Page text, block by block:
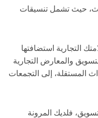
حيث تشمل تنسيقات
التجارية استضافتها
والمعارض التجارية
المستقلة، إلى التجمعات
فلديك المرونة